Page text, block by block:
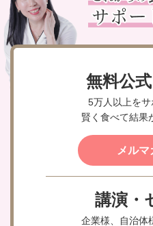
無料公
5万人以上を
賢く食べて結果
メル
講演・
企業様、自治体